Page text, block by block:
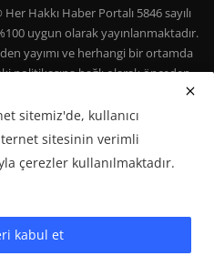
Hakkı Haber Portalı 5846 sayılı
uygun olarak yayınlanmaktadır.
yayımı ve herhangi bir ortamda
politikasına bağlı olarak önceden
Çerez Politikası
Künye
sitemiz'de, kullanıcı
sitesinin verimli
çerezler kullanılmaktadır.
kabul et
Bizi Takip Edin